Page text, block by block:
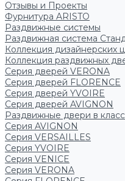
Отзывы и Проекты
Фурнитура ARISTO
Раздвижные системы
Раздвижная система
Коллекция дизайнерских
Коллекция раздвижных
Серия дверей VERONA
Серия дверей FLORENCE
Серия дверей YVOIRE
Серия дверей AVIGNON
Раздвижные двери в
Серия AVIGNON
Серия VERSAILLES
Серия YVOIRE
Серия VENICE
Серия VERONA